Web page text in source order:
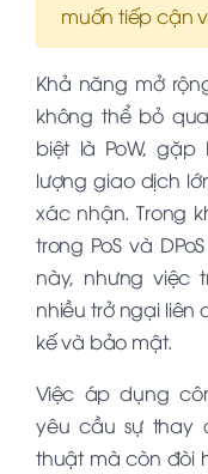
muốn tiếp cận
Khả năng mở
không thể bỏ
biệt là PoW,
lượng giao dịch
xác nhận. Trong
trong PoS và
này, nhưng việc
nhiều trở ngại liên
kế và bảo mật.
Việc áp dụng
yêu cầu sự thay
thuật mà còn đòi